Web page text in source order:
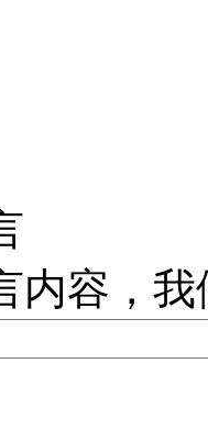
内容，